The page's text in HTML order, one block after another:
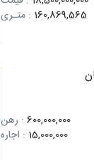
160,869,565 : متـری
600,000,000 : رهن
15,000,000 : اجاره